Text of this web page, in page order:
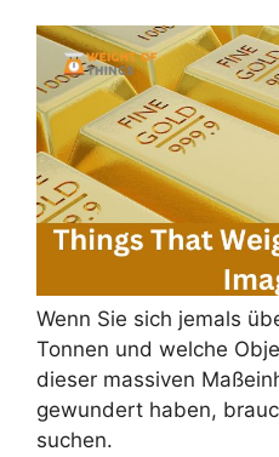
Wenn Sie sich jemals
Tonnen und welche
dieser massiven
gewundert haben,
suchen.